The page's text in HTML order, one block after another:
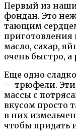
Первый из
фондан. Это
тающим
приготовления
масло, сахар,
очень быстро, а
Еще одно
— трюфели. Эти
массы с
вкусом просто
в них
чтобы придать